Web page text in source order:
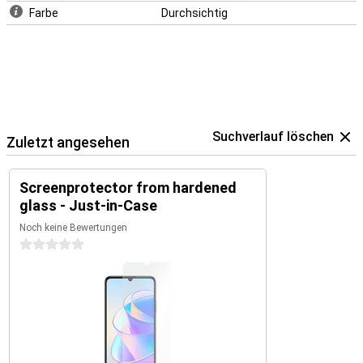
Farbe
Durchsichtig
Zuletzt angesehen Suchverlauf löschen
Screenprotector from hardened
glass - Just-in-Case
Noch keine Bewertungen
0 Sterne